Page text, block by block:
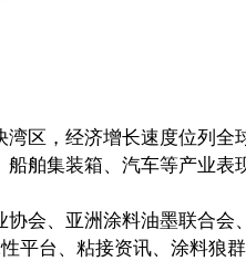
区，经济增长速度位列全
舶集装箱、汽车等产业表
会、亚洲涂料油墨联合会
平台、粘接资讯、涂料狼